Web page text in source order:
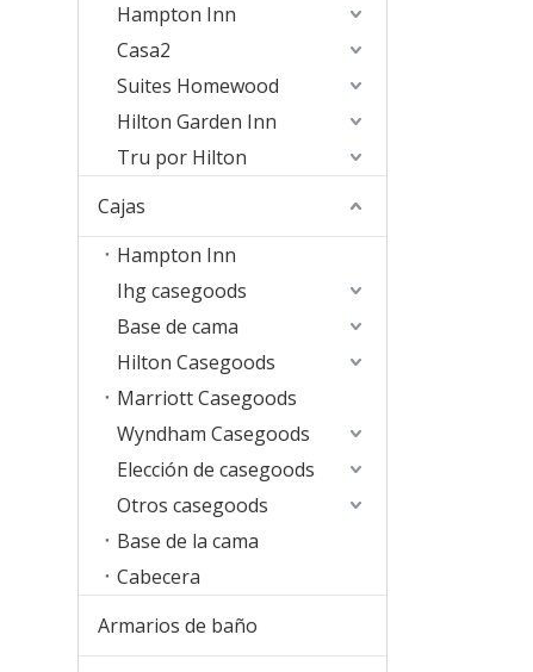
Hampton Inn
Casa2
Suites Homewood
Hilton Garden Inn
Tru por Hilton
Cajas
Hampton Inn
Ihg casegoods
Base de cama
Hilton Casegoods
Marriott Casegoods
Wyndham Casegoods
Elección de casegoods
Otros casegoods
Base de la cama
Cabecera
Armarios de baño